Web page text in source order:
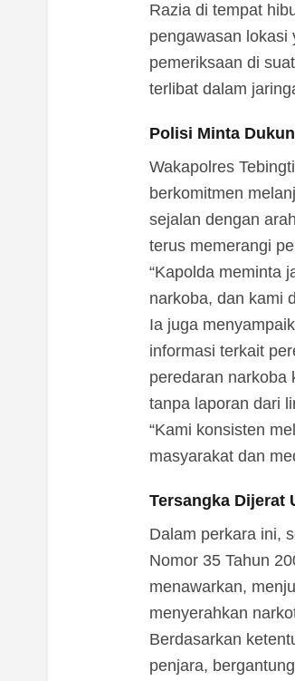
Razia di tempat
pengawasan lokasi
pemeriksaan di
terlibat dalam
Polisi Minta
Wakapolres
berkomitmen
sejalan dengan
terus memerangi
“Kapolda meminta
narkoba, dan kami
Ia juga
informasi terkait
peredaran narkoba
tanpa laporan dari
“Kami konsisten
masyarakat dan
Tersangka Dijerat
Dalam perkara ini,
Nomor 35 Tahun
menawarkan,
menyerahkan
Berdasarkan
penjara,